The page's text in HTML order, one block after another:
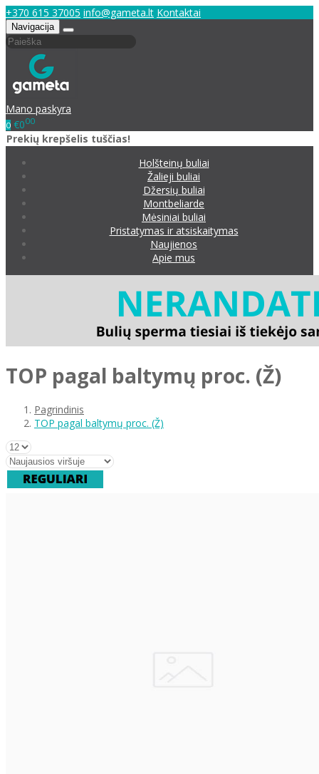
+370 615 37005 info@gameta.lt Kontaktai
Navigacija
Mano paskyra
0 €000
Prekių krepšelis tuščias!
Holšteinų buliai
Žalieji buliai
Džersių buliai
Montbeliarde
Mėsiniai buliai
Pristatymas ir atsiskaitymas
Naujienos
Apie mus
TOP pagal baltymų proc. (Ž)
Pagrindinis
TOP pagal baltymų proc. (Ž)